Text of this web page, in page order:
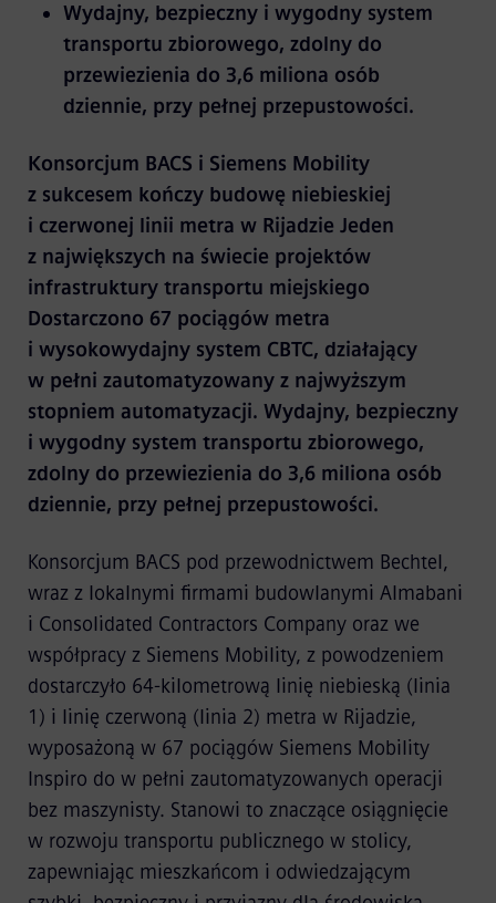
Wydajny, bezpieczny i wygodny system
transportu zbiorowego, zdolny do
przewiezienia do 3,6 miliona osób
dziennie, przy pełnej przepustowości.
Konsorcjum BACS i Siemens Mobility
z sukcesem kończy budowę niebieskiej
i czerwonej linii metra w Rijadzie Jeden
z największych na świecie projektów
infrastruktury transportu miejskiego
Dostarczono 67 pociągów metra
i wysokowydajny system CBTC, działający
w pełni zautomatyzowany z najwyższym
stopniem automatyzacji. Wydajny, bezpieczny
i wygodny system transportu zbiorowego,
zdolny do przewiezienia do 3,6 miliona osób
dziennie, przy pełnej przepustowości.
Konsorcjum BACS pod przewodnictwem Bechtel,
wraz z lokalnymi firmami budowlanymi Almabani
i Consolidated Contractors Company oraz we
współpracy z Siemens Mobility, z powodzeniem
dostarczyło 64-kilometrową linię niebieską (linia
1) i linię czerwoną (linia 2) metra w Rijadzie,
wyposażoną w 67 pociągów Siemens Mobility
Inspiro do w pełni zautomatyzowanych operacji
bez maszynisty. Stanowi to znaczące osiągnięcie
w rozwoju transportu publicznego w stolicy,
zapewniając mieszkańcom i odwiedzającym